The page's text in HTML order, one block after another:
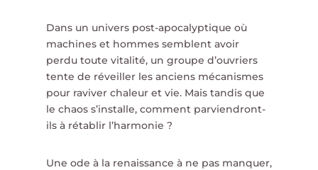
Dans un univers post-apocalyptique où
machines et hommes semblent avoir
perdu toute vitalité, un groupe d’ouvriers
tente de réveiller les anciens mécanismes
pour raviver chaleur et vie. Mais tandis que
le chaos s’installe, comment parviendront-
ils à rétablir l’harmonie ?
Une ode à la renaissance à ne pas manquer,